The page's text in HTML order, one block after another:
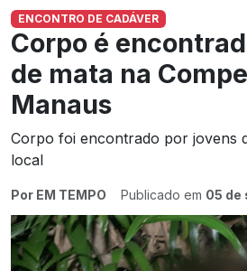
ENCONTRO DE CADÁVER
Corpo é
de mata na
Manaus
Corpo foi encontrado por jovens
local
Por EM TEMPO Publicado em 05 de